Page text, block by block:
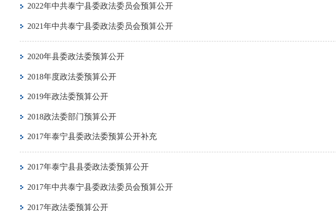
2022年中共泰宁县委政法委员会预算公开
2021年中共泰宁县委政法委员会预算公开
2020年县委政法委预算公开
2018年度政法委预算公开
2019年政法委预算公开
2018政法委部门预算公开
2017年泰宁县委政法委预算公开补充
2017年泰宁县县委政法委预算公开
2017年中共泰宁县委政法委员会预算公开
2017年政法委预算公开